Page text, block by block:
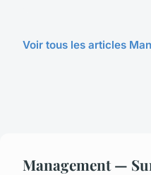
Voir tous les articles
Management —